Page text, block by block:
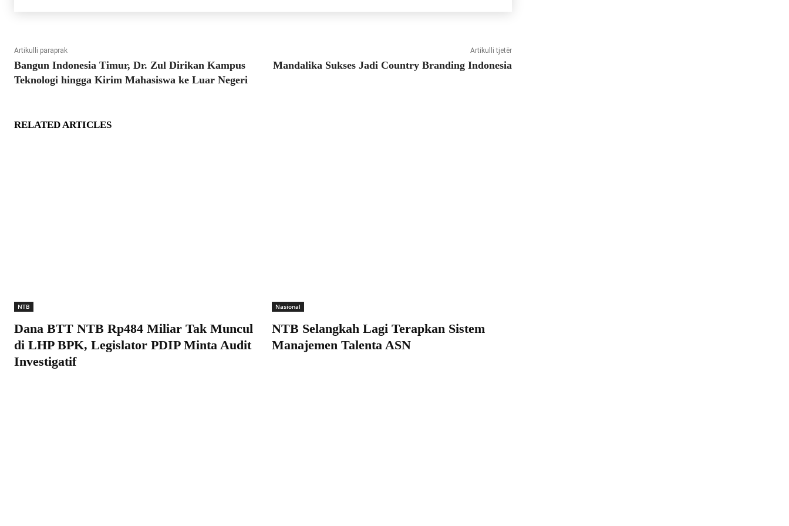
Artikulli paraprak
Bangun Indonesia Timur, Dr. Zul Dirikan Kampus
Teknologi hingga Kirim Mahasiswa ke Luar Negeri
Artikulli tjetër
Mandalika Sukses Jadi Country Branding Indonesia
RELATED ARTICLES
NTB
Dana BTT NTB Rp484 Miliar Tak Muncul
di LHP BPK, Legislator PDIP Minta Audit
Investigatif
Nasional
NTB Selangkah Lagi Terapkan Sistem
Manajemen Talenta ASN